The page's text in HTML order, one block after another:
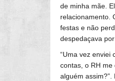
de minha mãe.
relacionamento.
festas e não
despedaçava
“Uma vez enviei
contas, o RH
alguém